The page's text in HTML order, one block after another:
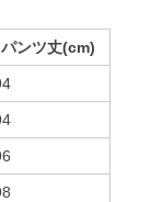
パンツ丈(cm)